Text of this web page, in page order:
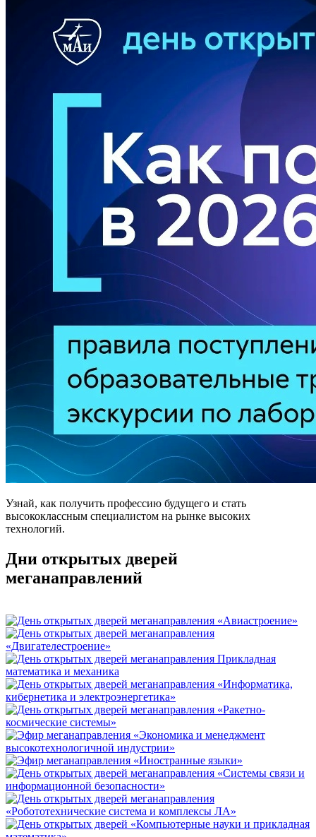
Узнай, как получить профессию будущего и стать
высококлассным специалистом на рынке высоких
технологий.
Дни открытых дверей
меганаправлений